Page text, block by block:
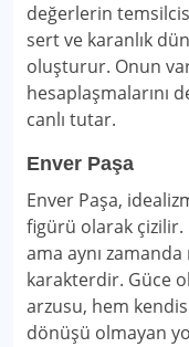
değerlerin
sert ve karanlık
oluşturur. Onun
hesaplaşmalarını
canlı tutar.
Enver Paşa
Enver Paşa,
figürü olarak
ama aynı
karakterdir. Güce
arzusu, hem
dönüşü olmayan